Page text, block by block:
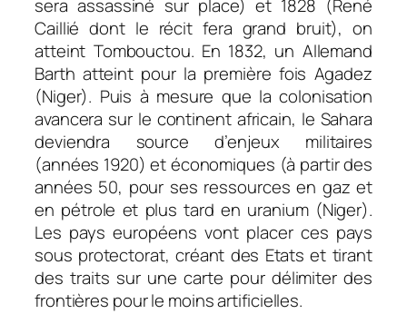
sera assassiné sur place) et 1828 (René
Caillié dont le récit fera grand bruit), on
atteint Tombouctou. En 1832, un Allemand
Barth atteint pour la première fois Agadez
(Niger). Puis à mesure que la colonisation
avancera sur le continent africain, le Sahara
deviendra source d’enjeux militaires
(années 1920) et économiques (à partir des
années 50, pour ses ressources en gaz et
en pétrole et plus tard en uranium (Niger).
Les pays européens vont placer ces pays
sous protectorat, créant des Etats et tirant
des traits sur une carte pour délimiter des
frontières pour le moins artificielles.